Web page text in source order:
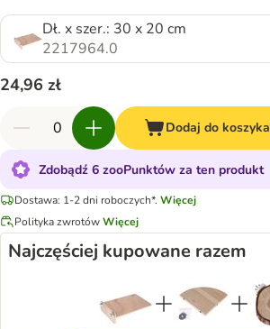
Dł. x szer.: 30 x 20 cm
2217964.0
24,96 zł
Dodaj do koszyka
Zdobądź 6 zooPunktów za ten produkt
Dostawa: 1-2 dni roboczych*. Więcej
Polityka zwrotówWięcej
Najczęściej kupowane razem